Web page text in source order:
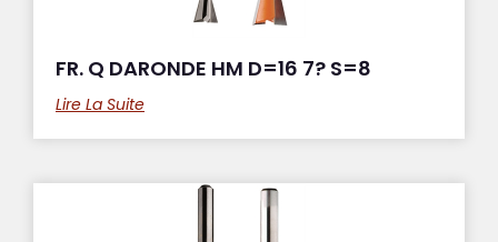
FR. Q DARONDE HM D=16 7? S=8
Lire La Suite